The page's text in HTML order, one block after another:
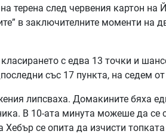
терена след червения картон на
в заключителните моменти на
с едва 13 точки и
със 17 пункта, на седем
липсваха. Домакините бяха
В 10-ата минута можеше да се
Хебър се опита да изчисти